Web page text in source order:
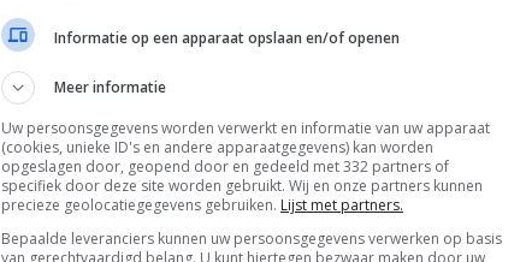
Informatie op een apparaat opslaan en/of openen
Meer informatie
Uw persoonsgegevens worden verwerkt en informatie van uw apparaat
(cookies, unieke ID's en andere apparaatgegevens) kan worden
opgeslagen door, geopend door en gedeeld met 332 partners of
specifiek door deze site worden gebruikt. Wij en onze partners kunnen
precieze geolocatiegegevens gebruiken. Lijst met partners.
Bepaalde leveranciers kunnen uw persoonsgegevens verwerken op basis
van gerechtvaardigd belang. U kunt hiertegen bezwaar maken door uw